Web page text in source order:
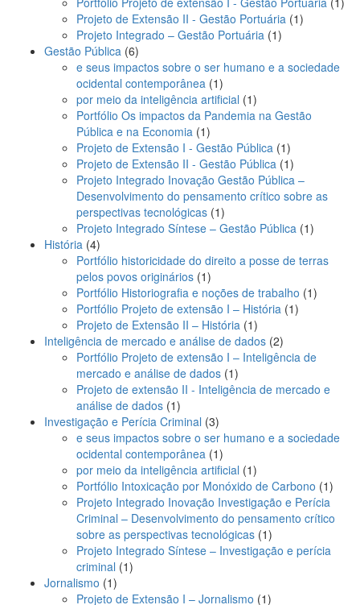
Projeto de Extensão II - Gestão Portuária 11
Projeto Integrado – Gestão Portuária 11
Gestão Pública 66
produtos
e seus impactos sobre o ser humano e a sociedade
ocidental contemporânea 11
produto
por meio da inteligência artificial 11
produto
Portfólio Os impactos da Pandemia na Gestão
Pública e na Economia 11
produto
Projeto de Extensão I - Gestão Pública 11
produto
Projeto de Extensão II - Gestão Pública 11
produto
Projeto Integrado Inovação Gestão Pública –
Desenvolvimento do pensamento crítico sobre as
perspectivas tecnológicas 11
produto
Projeto Integrado Síntese – Gestão Pública 11
História 44
produtos
Portfólio historicidade do direito a posse de terras
pelos povos originários 11
produto
Portfólio Historiografia e noções de trabalho 11
Portfólio Projeto de extensão I – História 11
Projeto de Extensão II – História 11
produto
Inteligência de mercado e análise de dados 22
produtos
Portfólio Projeto de extensão I – Inteligência de
mercado e análise de dados 11
produto
Projeto de extensão II - Inteligência de mercado e
análise de dados 11
produto
Investigação e Perícia Criminal 33
produtos
e seus impactos sobre o ser humano e a sociedade
ocidental contemporânea 11
produto
por meio da inteligência artificial 11
produto
Portfólio Intoxicação por Monóxido de Carbono 11
Projeto Integrado Inovação Investigação e Perícia
Criminal – Desenvolvimento do pensamento crítico
sobre as perspectivas tecnológicas 11
produto
Projeto Integrado Síntese – Investigação e perícia
criminal 11
Jornalismo 11
produto
Projeto de Extensão I – Jornalismo 11